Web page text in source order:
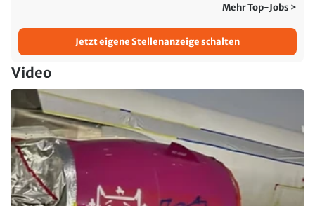
Mehr Top-Jobs >
Jetzt eigene Stellenanzeige schalten
Video